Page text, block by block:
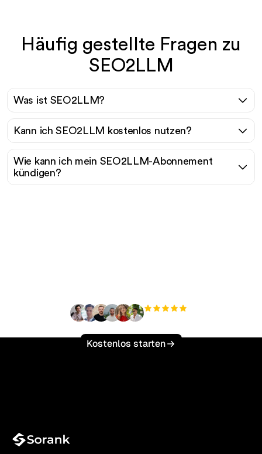
Häufig gestellte Fragen zu
SEO2LLM
Was ist SEO2LLM?
Kann ich SEO2LLM kostenlos nutzen?
Wie kann ich mein SEO2LLM-Abonnement
kündigen?
Kostenlos starten